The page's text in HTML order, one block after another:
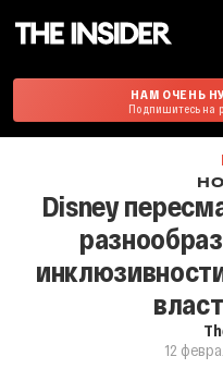
НАМ ОЧЕНЬ
Подпишитесь на
Disney
12